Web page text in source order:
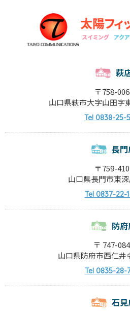
萩
〒758-
山口県萩市大字山田字
Tel0838-25-
長
〒759-
山口県長門市東
Tel0837-22-
防
〒 747-
山口県防府市西仁井
Tel0835-28-
石